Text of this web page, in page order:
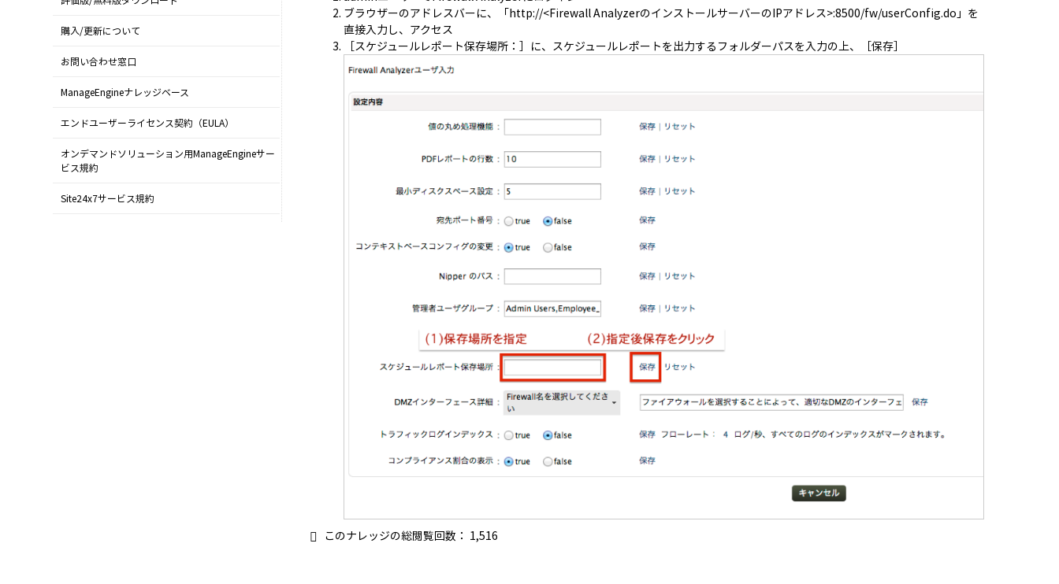
購入/更新について
お問い合わせ窓口
ManageEngineナレッジベース
エンドユーザーライセンス契約（EULA）
オンデマンドソリューション用ManageEngineサー
ビス規約
Site24x7サービス規約
ブラウザーのアドレスバーに、「http://<Firewall AnalyzerのインストールサーバーのIPアドレス>:8500/fw/userConfig.do」を
直接入力し、アクセス
［スケジュールレポート保存場所：］に、スケジュールレポートを出力するフォルダーパスを入力の上、［保存］
このナレッジの総閲覧回数： 1,516